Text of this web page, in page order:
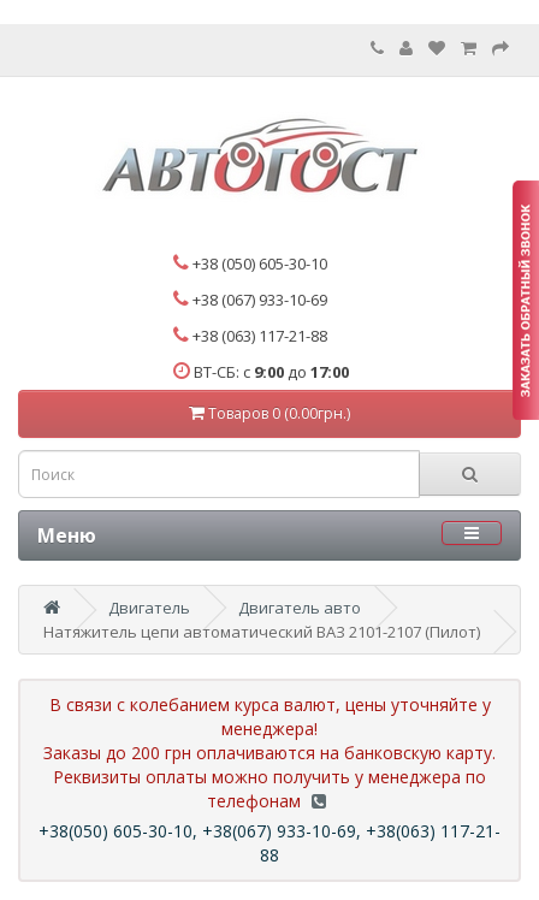
+38 (050) 605-30-10
+38 (067) 933-10-69
+38 (063) 117-21-88
ВТ-СБ: с 9:00 до 17:00
Товаров 0 (0.00грн.)
Меню
Двигатель
Двигатель авто
Натяжитель цепи автоматический ВАЗ 2101-2107 (Пилот)
В связи с колебанием курса валют, цены уточняйте у
менеджера!
Заказы до 200 грн оплачиваются на банковскую карту.
Реквизиты оплаты можно получить у менеджера по
телефонам
+38(050) 605-30-10, +38(067) 933-10-69, +38(063) 117-21-
88